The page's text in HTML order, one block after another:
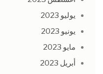
يوليو 2023
يونيو 2023
مايو 2023
أبريل 2023